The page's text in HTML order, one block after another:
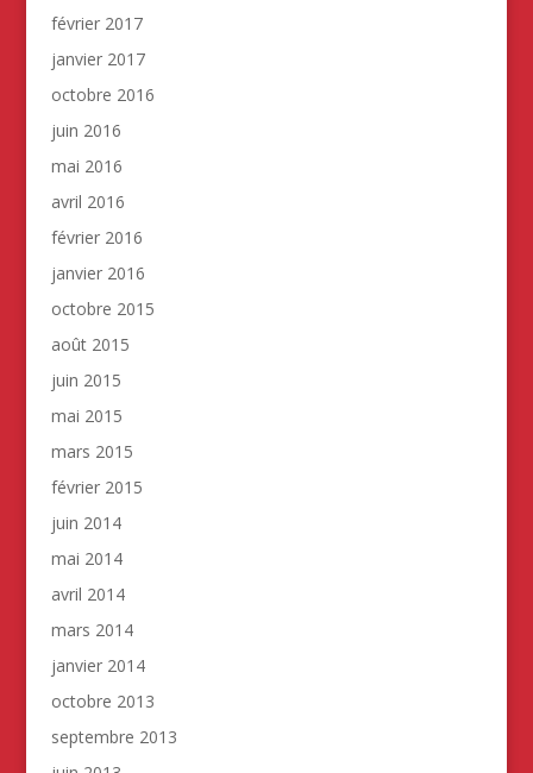
février 2017
janvier 2017
octobre 2016
juin 2016
mai 2016
avril 2016
février 2016
janvier 2016
octobre 2015
août 2015
juin 2015
mai 2015
mars 2015
février 2015
juin 2014
mai 2014
avril 2014
mars 2014
janvier 2014
octobre 2013
septembre 2013